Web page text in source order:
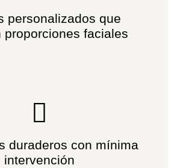
personalizados que
proporciones faciales
duraderos con mínima
intervención